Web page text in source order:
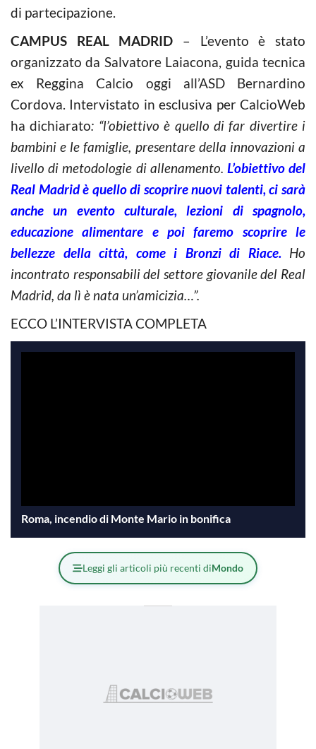
di partecipazione.
CAMPUS REAL MADRID – L’evento è stato
organizzato da Salvatore Laiacona, guida tecnica
ex Reggina Calcio oggi all’ASD Bernardino
Cordova. Intervistato in esclusiva per CalcioWeb
ha dichiarato: “l’obiettivo è quello di far divertire i
bambini e le famiglie, presentare della innovazioni a
livello di metodologie di allenamento. L’obiettivo del
Real Madrid è quello di scoprire nuovi talenti, ci sarà
anche un evento culturale, lezioni di spagnolo,
educazione alimentare e poi faremo scoprire le
bellezze della città, come i Bronzi di Riace.Ho
incontrato responsabili del settore giovanile del Real
Madrid, da lì è nata un’amicizia…”.
ECCO L’INTERVISTA COMPLETA
Roma, incendio di Monte Mario in bonifica
Leggi gli articoli più recenti diMondo